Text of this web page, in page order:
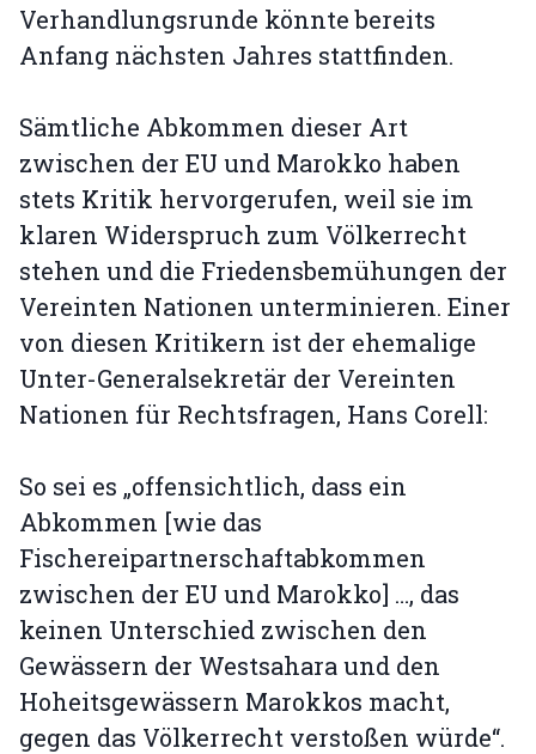
Verhandlungsrunde könnte bereits
Anfang nächsten Jahres stattfinden.
Sämtliche Abkommen dieser Art
zwischen der EU und Marokko haben
stets Kritik hervorgerufen, weil sie im
klaren Widerspruch zum Völkerrecht
stehen und die Friedensbemühungen der
Vereinten Nationen unterminieren. Einer
von diesen Kritikern ist der ehemalige
Unter-Generalsekretär der Vereinten
Nationen für Rechtsfragen, Hans Corell:
So sei es „offensichtlich, dass ein
Abkommen [wie das
Fischereipartnerschaftabkommen
zwischen der EU und Marokko] …, das
keinen Unterschied zwischen den
Gewässern der Westsahara und den
Hoheitsgewässern Marokkos macht,
gegen das Völkerrecht verstoßen würde“.